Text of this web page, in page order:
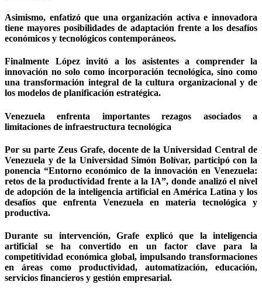
Asimismo, enfatizó que una organización activa e innovadora
tiene mayores posibilidades de adaptación frente a los desafíos
económicos y tecnológicos contemporáneos.
Finalmente López invitó a los asistentes a comprender la
innovación no solo como incorporación tecnológica, sino como
una transformación integral de la cultura organizacional y de
los modelos de planificación estratégica.
Venezuela enfrenta importantes rezagos asociados a
limitaciones de infraestructura tecnológica
Por su parte Zeus Grafe, docente de la Universidad Central de
Venezuela y de la Universidad Simón Bolívar, participó con la
ponencia “Entorno económico de la innovación en Venezuela:
retos de la productividad frente a la IA”, donde analizó el nivel
de adopción de la inteligencia artificial en América Latina y los
desafíos que enfrenta Venezuela en materia tecnológica y
productiva.
Durante su intervención, Grafe explicó que la inteligencia
artificial se ha convertido en un factor clave para la
competitividad económica global, impulsando transformaciones
en áreas como productividad, automatización, educación,
servicios financieros y gestión empresarial.